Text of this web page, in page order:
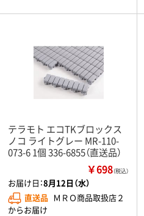
テラモト エコTKブロックス
ノコ ライトグレー MR-110-
073-6 1個 336-6855（直送品）
￥698（税込）
お届け日：8月12日（水）
直送品 ＭＲＯ商品取扱店２
からお届け